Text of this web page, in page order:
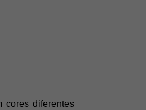
cores diferentes